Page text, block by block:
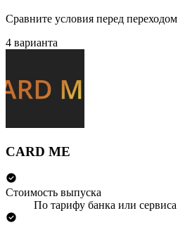
Сравните условия перед переходом
4 варианта
CARD ME
Стоимость выпуска
По тарифу банка или сервиса